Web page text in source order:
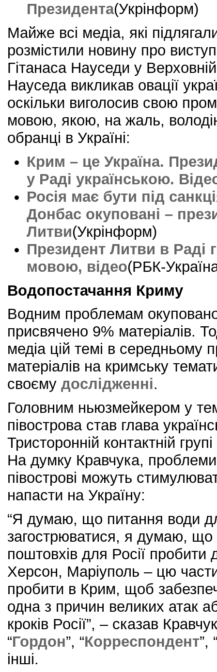
Президента(Укрінформ)
Майже всі медіа, які
розмістили новину про
Гітанаса Науседи у
Науседа викликав овації
оскільки виголосив свою
мовою, якою, на жаль,
обранці в Україні:
Крим – це Україна.
у Раді українською.
Росія має бути під
Донбас окуповані –
Литви(Укрінформ)
Президент Литви в Раді
мовою, відео(РБК-
Водопостачання Криму
Водним проблемам
присвячено 9% матеріалів.
медіа цій темі в середньому
матеріалів на кримську
своєму дослідженні.
Головним ньюзмейкером у
півострова став глава
Тристоронній контактній
На думку Кравчука,
півострові можуть
напасти на Україну:
“Я думаю, що питання води
загострюватися, я думаю, що
поштовхів для Росії пробити
Херсон, Маріуполь – цю
пробити в Крим, щоб
одна з причин великих атак
кроків Росії”, – сказав
“Гордон”, “Корреспондент”,
інші.